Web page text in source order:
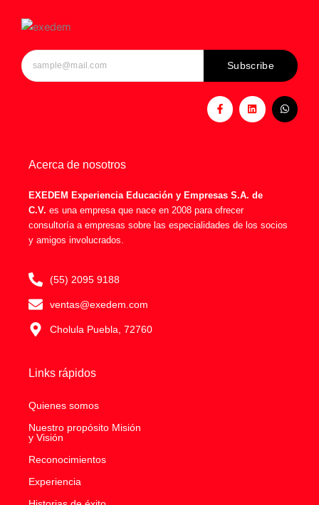
Subscribe
F
a
c
L
i
n
W
h
a
Acerca de nosotros
EXEDEM Experiencia Educación y Empresas S.A. de
C.V. es una empresa que nace en 2008 para ofrecer
consultoría a empresas sobre las especialidades de los socios
y amigos involucrados.
(55) 2095 9188
ventas@exedem.com
Cholula Puebla, 72760
Links rápidos
Quienes somos
Nuestro propósito Misión
y Visión
Reconocimientos
Experiencia